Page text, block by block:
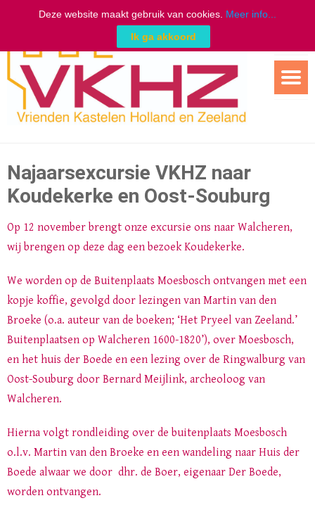
de
inhoud
Najaarsexcursie VKHZ naar
Koudekerke en Oost-Souburg
Op 12 november brengt onze excursie ons naar Walcheren,
wij brengen op deze dag een bezoek Koudekerke.
We worden op de Buitenplaats Moesbosch ontvangen met een
kopje koffie, gevolgd door lezingen van Martin van den
Broeke (o.a. auteur van de boeken; ‘Het Pryeel van Zeeland.’
Buitenplaatsen op Walcheren 1600-1820’), over Moesbosch,
en het huis der Boede en een lezing over de Ringwalburg van
Oost-Souburg door Bernard Meijlink, archeoloog van
Walcheren.
Hierna volgt rondleiding over de buitenplaats Moesbosch
o.l.v. Martin van den Broeke en een wandeling naar Huis der
Boede alwaar we door dhr. de Boer, eigenaar Der Boede,
worden ontvangen.
Deze website maakt gebruik van cookies. Meer info...
Ik ga akkoord